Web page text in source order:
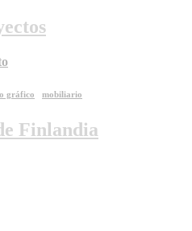
gráfico mobiliario
Finlandia